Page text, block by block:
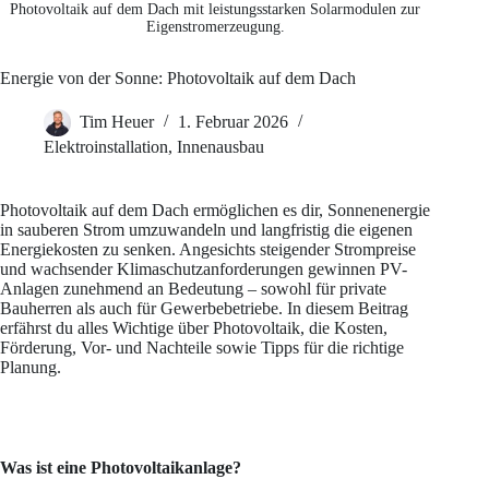
Photovoltaik auf dem Dach mit leistungsstarken Solarmodulen zur
Eigenstromerzeugung.
Energie von der Sonne: Photovoltaik auf dem Dach
Tim Heuer
1. Februar 2026
Elektroinstallation, Innenausbau
Photovoltaik auf dem Dach ermöglichen es dir, Sonnenenergie
in sauberen Strom umzuwandeln und langfristig die eigenen
Energiekosten zu senken. Angesichts steigender Strompreise
und wachsender Klimaschutzanforderungen gewinnen PV-
Anlagen zunehmend an Bedeutung – sowohl für private
Bauherren als auch für Gewerbebetriebe. In diesem Beitrag
erfährst du alles Wichtige über Photovoltaik, die Kosten,
Förderung, Vor- und Nachteile sowie Tipps für die richtige
Planung.
Was ist eine Photovoltaikanlage?